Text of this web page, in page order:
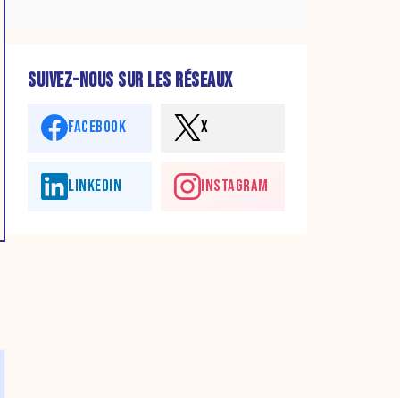
SUIVEZ-NOUS SUR LES RÉSEAUX
FACEBOOK X
LINKEDIN INSTAGRAM